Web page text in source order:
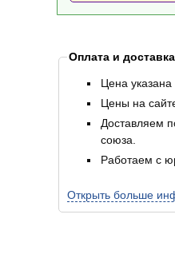
Оплата и доставка
Цена
Цены на
Доставляем
союза.
Работаем с
Открыть больше